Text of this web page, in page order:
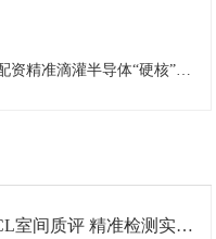
精准滴灌半导体“硬核”科创
准检测实力获国家级权威认证